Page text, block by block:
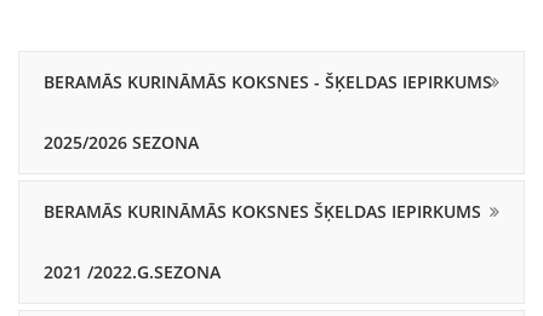
BERAMĀS KURINĀMĀS KOKSNES - ŠĶELDAS IEPIRKUMS
2025/2026 SEZONA
BERAMĀS KURINĀMĀS KOKSNES ŠĶELDAS IEPIRKUMS
2021 /2022.G.SEZONA